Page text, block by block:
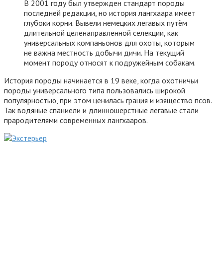
В 2001 году был утвержден стандарт породы
последней редакции, но история лангхаара имеет
глубоки корни. Вывели немецких легавых путём
длительной целенаправленной селекции, как
универсальных компаньонов для охоты, которым
не важна местность добычи дичи. На текущий
момент породу относят к подружейным собакам.
История породы начинается в 19 веке, когда охотничьи
породы универсального типа пользовались широкой
популярностью, при этом ценилась грация и изящество псов.
Так водяные спаниели и длинношерстные легавые стали
прародителями современных лангхааров.